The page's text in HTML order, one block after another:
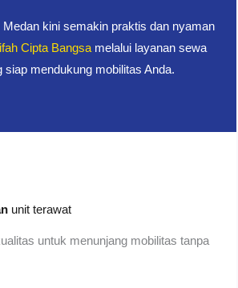
Medan kini semakin praktis dan nyaman
Cipta Bangsa melalui layanan sewa
siap mendukung mobilitas Anda.
unit terawat
untuk menunjang mobilitas tanpa